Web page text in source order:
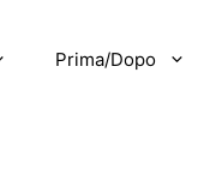
Prima/Dopo